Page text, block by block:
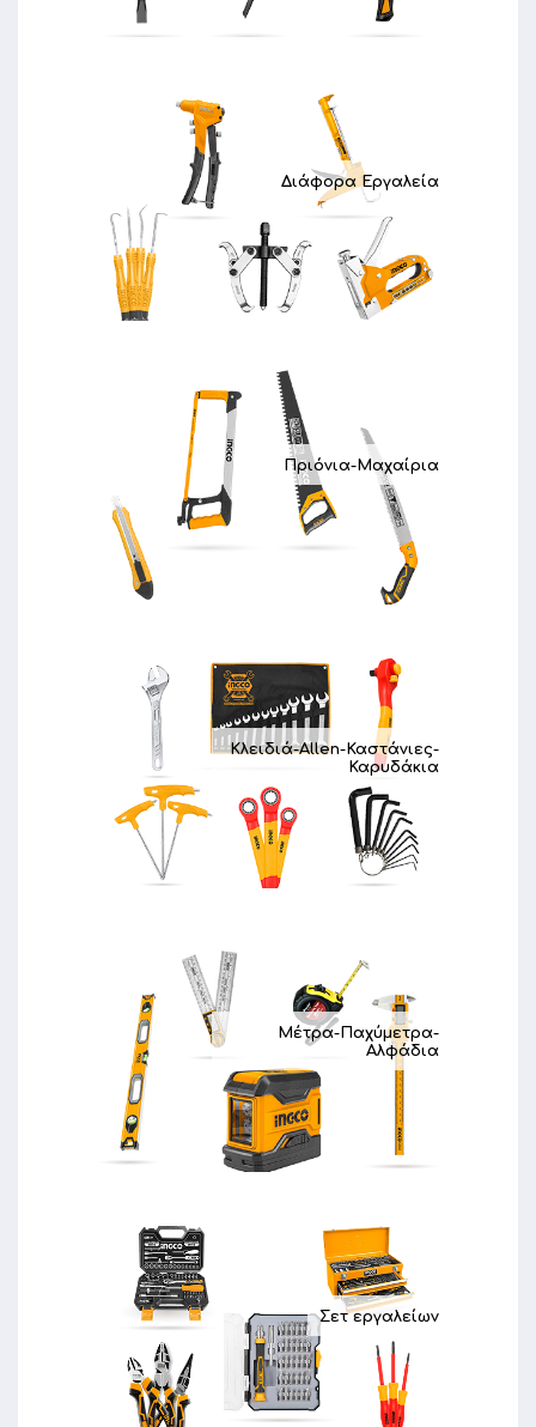
Διάφορα Εργαλεία
Πριόνια-Μαχαίρια
Κλειδιά-Allen-Καστάνιες-
Καρυδάκια
Μέτρα-Παχύμετρα-
Αλφάδια
Σετ εργαλείων